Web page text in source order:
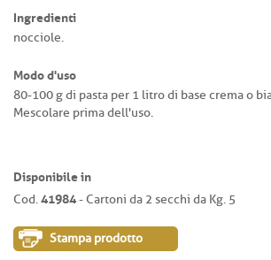
Ingredienti
nocciole.
Modo d'uso
80-100 g di pasta per 1 litro di base crema o
Mescolare prima dell'uso.
Disponibile in
Cod.41984- Cartoni da 2 secchi da Kg. 5
Stampa prodotto